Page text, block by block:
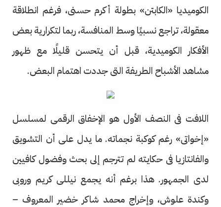
الكوميديا «الكابتن» بطولة أكرم حسنى، فرغم انطلاقة
معقولة، تراجع نسبيًا وسط المنافسة، ربما لتكرارية بعض
الأفكار الكوميدية، قبل أن يتحسن قليلًا مع ظهور
مشاهد الأشباح الطريفة التى جددت اهتمام البعض.
اللافت فى النصف الأول هو الإخفاق الرقمى لمسلسل
«إخواتى» رغم كوكبة نجماته. ما يدل على أن التشويق
والفانتازيا فى حكايته لم تترجم إلى بحث وفضول كافيين
لدى الجمهور. هذا برغم أنه يجمع نيللى كريم وروبى
وكندة علوش، وإخراج محمد شاكر خضير المعروف –